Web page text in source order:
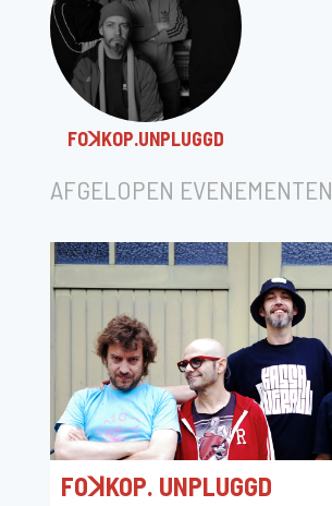
FOꓘKOP.UNPLUGGD
AFGELOPEN EVENEMENTEN
FOꓘKOP. UNPLUGGD